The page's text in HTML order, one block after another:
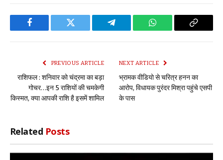
Facebook Twitter Telegram WhatsApp Copy
PREVIOUS ARTICLE
राशिफल : शनिवार को चंद्रमा का बड़ा
गोचर…इन 5 राशियों की चमकेगी
किस्मत, क्या आपकी राशि है इसमें शामिल
NEXT ARTICLE
भ्रामक वीडियो से चरित्र हनन का
आरोप, विधायक पुरंदर मिश्रा पहुंचे एसपी
के पास
Related Posts